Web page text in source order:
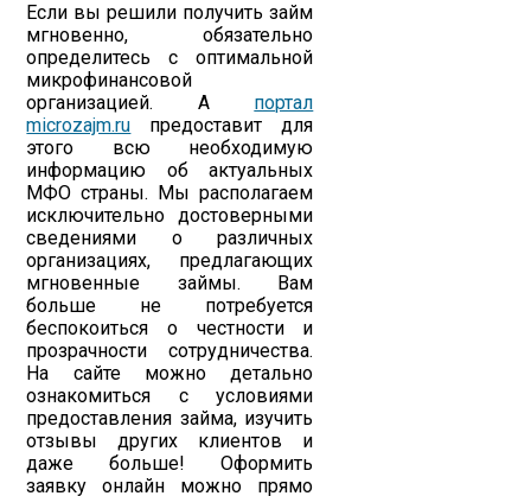
Если вы решили получить займ
мгновенно, обязательно
определитесь с оптимальной
микрофинансовой
организацией. А портал
microzajm.ru предоставит для
этого всю необходимую
информацию об актуальных
МФО страны. Мы располагаем
исключительно достоверными
сведениями о различных
организациях, предлагающих
мгновенные займы. Вам
больше не потребуется
беспокоиться о честности и
прозрачности сотрудничества.
На сайте можно детально
ознакомиться с условиями
предоставления займа, изучить
отзывы других клиентов и
даже больше! Оформить
заявку онлайн можно прямо